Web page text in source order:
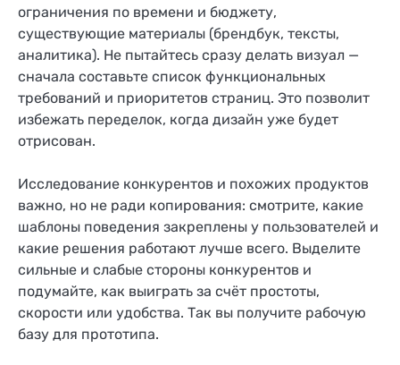
ограничения по времени и бюджету,
существующие материалы (брендбук, тексты,
аналитика). Не пытайтесь сразу делать визуал —
сначала составьте список функциональных
требований и приоритетов страниц. Это позволит
избежать переделок, когда дизайн уже будет
отрисован.
Исследование конкурентов и похожих продуктов
важно, но не ради копирования: смотрите, какие
шаблоны поведения закреплены у пользователей и
какие решения работают лучше всего. Выделите
сильные и слабые стороны конкурентов и
подумайте, как выиграть за счёт простоты,
скорости или удобства. Так вы получите рабочую
базу для прототипа.